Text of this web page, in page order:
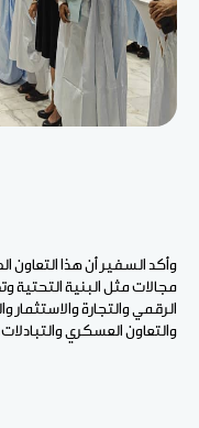
وأكد السفير أن هذا التعاون
مجالاتمثل البنية التحتية
الرقميوالتجارةوالاستثمار
والتعاون العسكري